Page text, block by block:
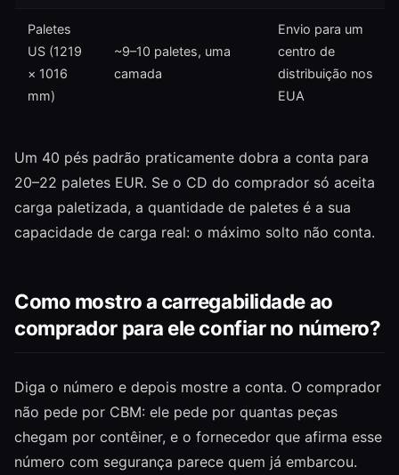
Paletes
US (1219
× 1016
mm)
~9–10 paletes, uma
camada
Envio para um
centro de
distribuição nos
EUA
Um 40 pés padrão praticamente dobra a conta para
20–22 paletes EUR. Se o CD do comprador só aceita
carga paletizada, a quantidade de paletes é a sua
capacidade de carga real: o máximo solto não conta.
Como mostro a carregabilidade ao
comprador para ele confiar no número?
Diga o número e depois mostre a conta. O comprador
não pede por CBM: ele pede por quantas peças
chegam por contêiner, e o fornecedor que afirma esse
número com segurança parece quem já embarcou.